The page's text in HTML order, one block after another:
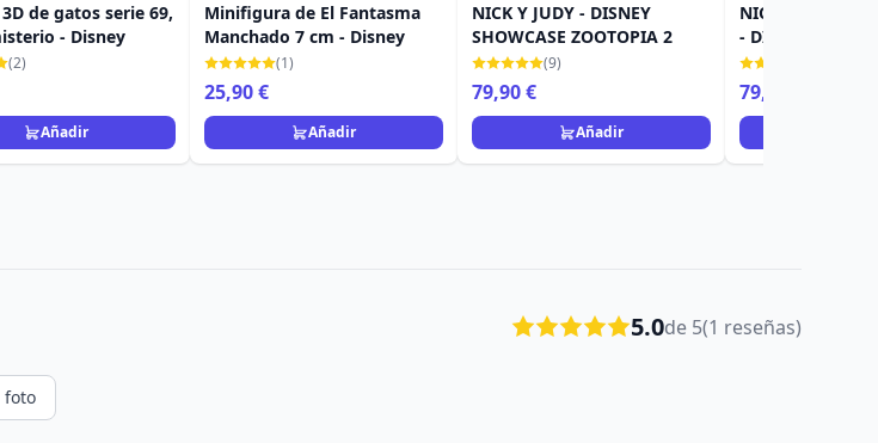
de gatos serie 69,
- Disney
(2)
Añadir
Minifigura de El Fantasma
Manchado 7 cm - Disney
(1)
25,90 €
Añadir
NICK Y JUDY - DISNEY
SHOWCASE ZOOTOPIA 2
(9)
79,90 €
Añadir
NICK Y JUDY
- DISNEY
ZOOTOPIA
79,90 €
5.0de 5(1 reseñas)
foto